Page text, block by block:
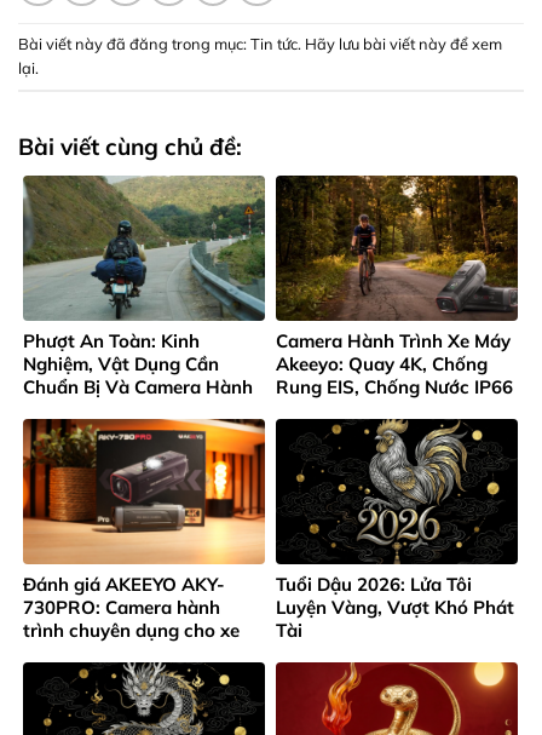
Bài viết này đã đăng trong mục:Tin tức. Hãy lưu bài viết này để xem
lại.
Bài viết cùng chủ đề:
Phượt An Toàn: Kinh
Nghiệm, Vật Dụng Cần
Chuẩn Bị Và Camera Hành
Camera Hành Trình Xe Máy
Akeeyo: Quay 4K, Chống
Rung EIS, Chống Nước IP66
Đánh giá AKEEYO AKY-
730PRO: Camera hành
trình chuyên dụng cho xe
Tuổi Dậu 2026: Lửa Tôi
Luyện Vàng, Vượt Khó Phát
Tài